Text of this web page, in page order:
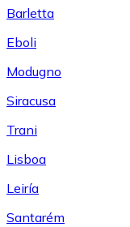
Barletta
Eboli
Modugno
Siracusa
Trani
Lisboa
Leiría
Santarém